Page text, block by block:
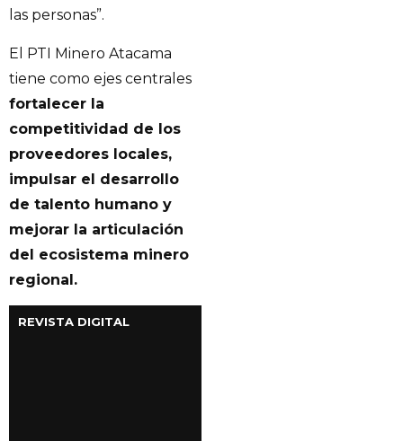
las personas”.
El PTI Minero Atacama
tiene como ejes centrales
fortalecer la
competitividad de los
proveedores locales,
impulsar el desarrollo
de talento humano y
mejorar la articulación
del ecosistema minero
regional.
REVISTA DIGITAL